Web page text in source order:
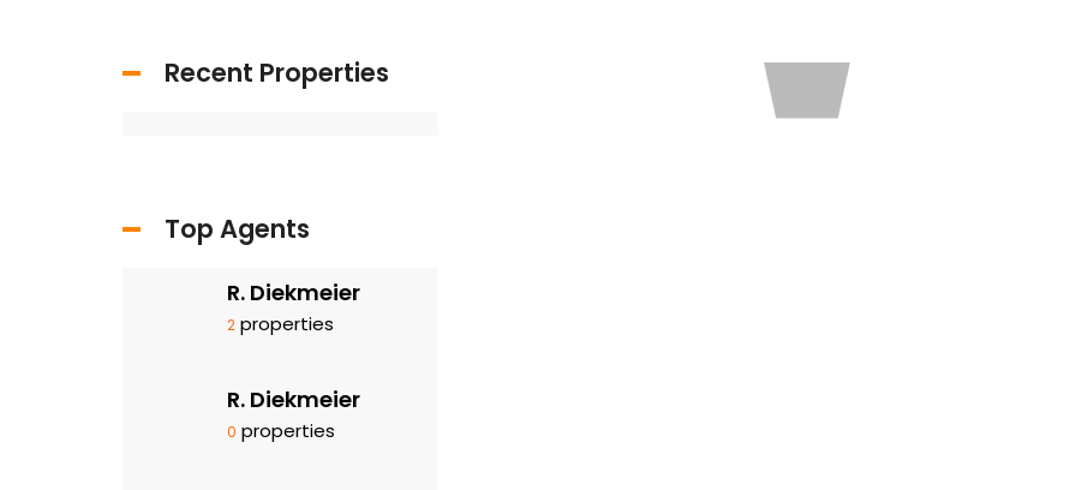
Recent Properties
Top Agents
R. Diekmeier
2 properties
R. Diekmeier
0 properties